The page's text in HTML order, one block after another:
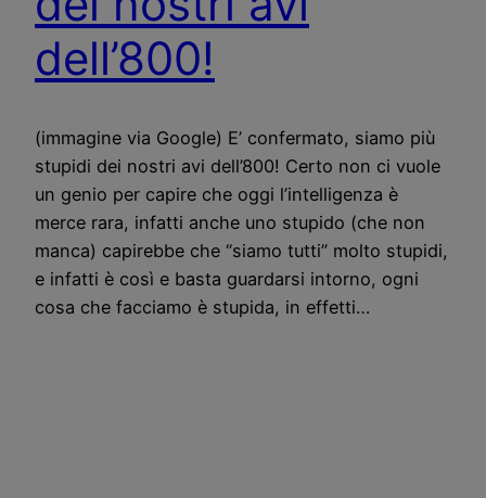
dell’800!
(immagine via Google) E’ confermato, siamo più
stupidi dei nostri avi dell’800! Certo non ci vuole
un genio per capire che oggi l’intelligenza è
merce rara, infatti anche uno stupido (che non
manca) capirebbe che “siamo tutti” molto stupidi,
e infatti è così e basta guardarsi intorno, ogni
cosa che facciamo è stupida, in effetti…